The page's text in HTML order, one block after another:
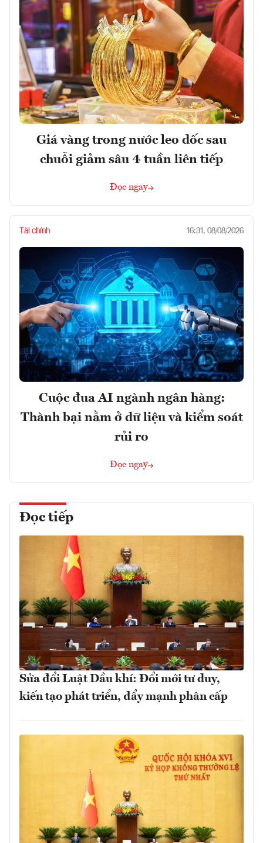
Giá vàng trong nước leo dốc sau
chuỗi giảm sâu 4 tuần liên tiếp
Đọc ngay
Tài chính 16:31, 08/08/2026
Cuộc đua AI ngành ngân hàng:
Thành bại nằm ở dữ liệu và kiểm soát
rủi ro
Đọc ngay
Đọc tiếp
Sửa đổi Luật Dầu khí: Đổi mới tư duy,
kiến tạo phát triển, đẩy mạnh phân cấp